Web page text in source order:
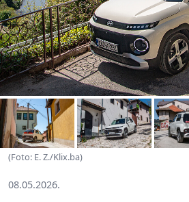
(Foto: E. Z./Klix.ba)
08.05.2026.